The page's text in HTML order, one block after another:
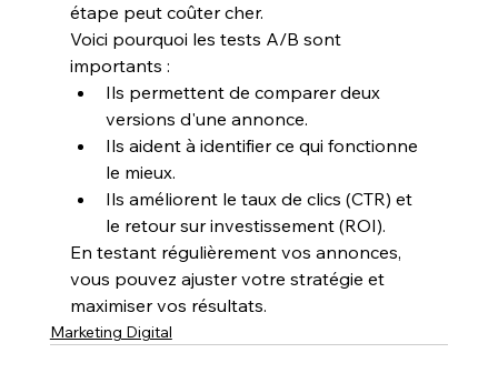
étape peut coûter cher.
Voici pourquoi les tests A/B sont
importants :
Ils permettent de comparer deux
versions d'une annonce.
Ils aident à identifier ce qui fonctionne
le mieux.
Ils améliorent le taux de clics (CTR) et
le retour sur investissement (ROI).
En testant régulièrement vos annonces,
vous pouvez ajuster votre stratégie et
maximiser vos résultats.
Marketing Digital